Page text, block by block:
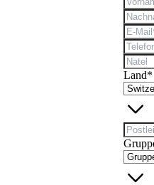
Land*